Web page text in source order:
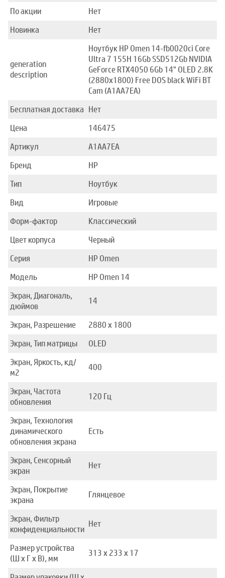
По акции
Нет
Новинка
Нет
generation
description
Ноутбук HP Omen 14-fb0020ci Core
Ultra 7 155H 16Gb SSD512Gb NVIDIA
GeForce RTX4050 6Gb 14" OLED 2.8K
(2880x1800) Free DOS black WiFi BT
Cam (A1AA7EA)
Бесплатная доставка Нет
Цена
146475
Артикул
A1AA7EA
Бренд
HP
Тип
Ноутбук
Вид
Игровые
Форм-фактор
Классический
Цвет корпуса
Черный
Серия
HP Omen
Модель
HP Omen 14
Экран, Диагональ,
дюймов
14
Экран, Разрешение
2880 x 1800
Экран, Тип матрицы
OLED
Экран, Яркость, кд/
м2
400
Экран, Частота
обновления
120 Гц
Экран, Технология
динамического
обновления экрана
Есть
Экран, Сенсорный
экран
Нет
Экран, Покрытие
экрана
Глянцевое
Экран, Фильтр
конфиденциальности
Нет
Размер устройства
(Ш x Г x В), мм
313 x 233 x 17